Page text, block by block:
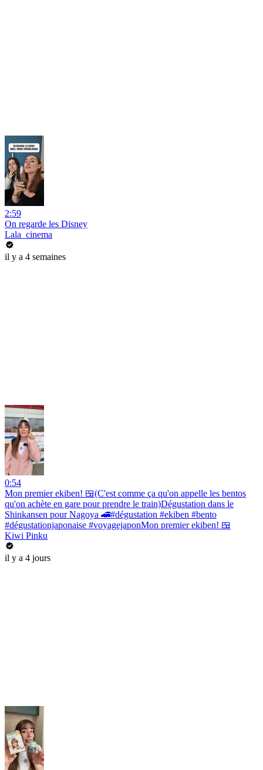
2:59
On regarde les Disney
Lala_cinema
il y a 4 semaines
0:54
Mon premier ekiben! 🍱(C'est comme ça qu'on appelle les bentos
qu'on achète en gare pour prendre le train)Dégustation dans le
Shinkansen pour Nagoya 🚄#dégustation #ekiben #bento
#dégustationjaponaise #voyagejaponMon premier ekiben! 🍱
Kiwi Pinku
il y a 4 jours